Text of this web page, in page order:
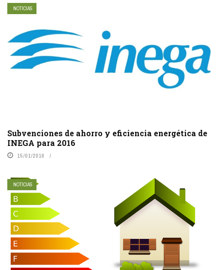
NOTICIAS
Subvenciones de ahorro y eficiencia energética de
INEGA para 2016
15/01/2016
NOTICIAS